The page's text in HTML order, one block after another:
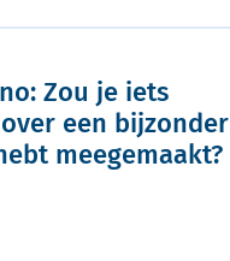
Zou je iets
een bijzonder
meegemaakt?